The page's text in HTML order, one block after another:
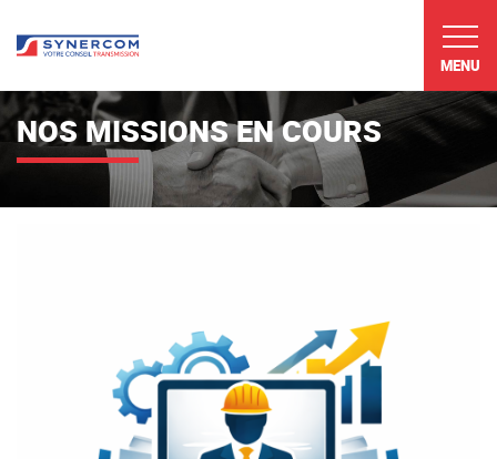
MENU
NOS MISSIONS EN COURS